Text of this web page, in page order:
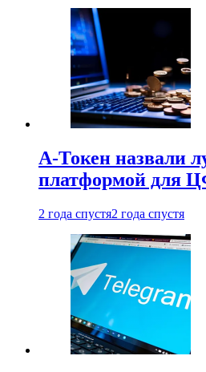
А-Токен назвали
платформой для
2 года спустя2 года спустя